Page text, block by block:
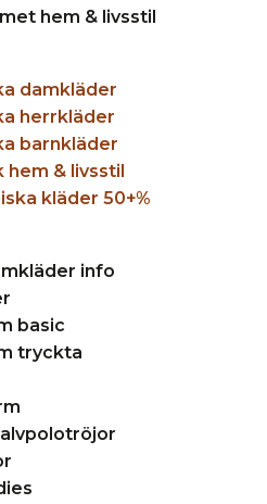
hem & livsstil
damkläder
herrkläder
barnkläder
hem & livsstil
kläder 50+%
info
basic
tryckta